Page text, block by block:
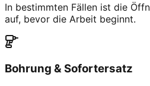
In bestimmten Fällen ist die
auf, bevor die Arbeit beginnt.
Bohrung & Sofortersatz